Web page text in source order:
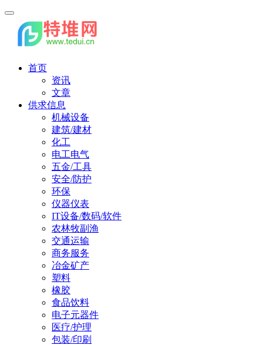
首页
资讯
文章
供求信息
机械设备
建筑/建材
化工
电工电气
五金/工具
安全/防护
环保
仪器仪表
IT设备/数码/软件
农林牧副渔
交通运输
商务服务
冶金矿产
塑料
橡胶
食品饮料
电子元器件
医疗/护理
包装/印刷